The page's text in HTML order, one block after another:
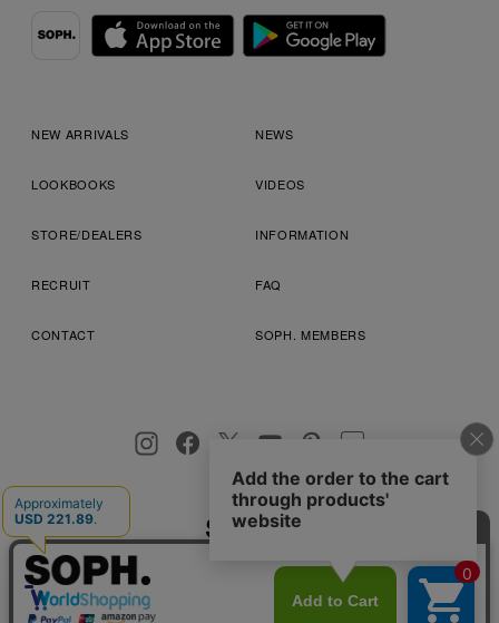
NEW ARRIVALS NEWS
LOOKBOOKS VIDEOS
STORE/DEALERS INFORMATION
RECRUIT FAQ
CONTACT SOPH. MEMBERS
プライバシーポリシー
お客様により良いサービスを提供するため、cookie(クッキー)を